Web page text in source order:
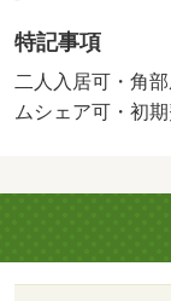
円）・鍵交換代
しーど２４９９
輪場：有・仲介
特記事項
二人入居可・角
ムシェア可・初